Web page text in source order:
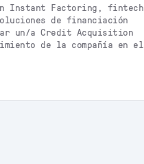
Instant Factoring, fintech
de financiación
un/a Credit Acquisition
de la compañía en el